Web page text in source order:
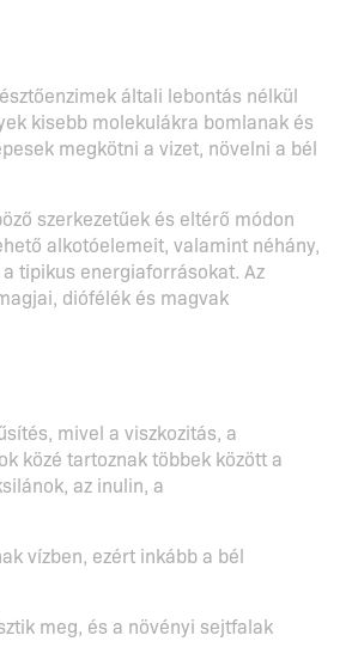
általi lebontás nélkül
kisebb molekulákra bomlanak és
megkötni a vizet, növelni a bél
szerkezetűek és eltérő módon
alkotóelemeit, valamint néhány,
tipikus energiaforrásokat. Az
diófélék és magvak
mivel a viszkozitás, a
közé tartoznak többek között a
az inulin, a
vízben, ezért inkább a bél
meg, és a növényi sejtfalak